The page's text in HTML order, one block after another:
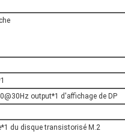
output*1 d'affichage de DP
du disque transistorisé M.2